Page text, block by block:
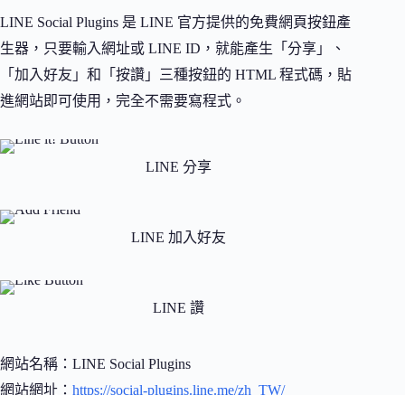
LINE Social Plugins 是 LINE 官方提供的免費網頁按鈕產
生器，只要輸入網址或 LINE ID，就能產生「分享」、
「加入好友」和「按讚」三種按鈕的 HTML 程式碼，貼
進網站即可使用，完全不需要寫程式。
LINE 分享
LINE 加入好友
LINE 讚
網站名稱：LINE Social Plugins
網站網址： https://social-plugins.line.me/zh_TW/